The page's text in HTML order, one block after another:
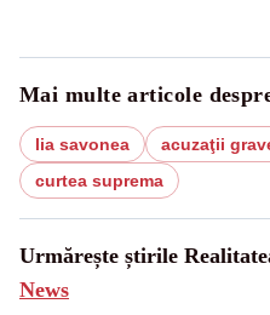
Mai multe articole
lia savonea acuzaţii
curtea suprema
Urmărește știrile
News